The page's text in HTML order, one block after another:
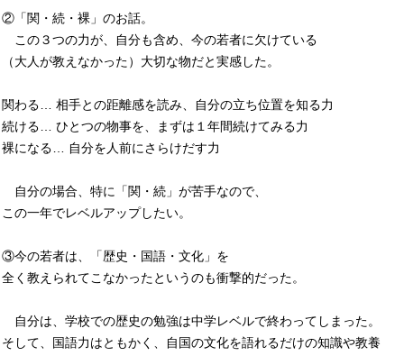
②「関・続・裸」のお話。
この３つの力が、自分も含め、今の若者に欠けている
（大人が教えなかった）大切な物だと実感した。
関わる… 相手との距離感を読み、自分の立ち位置を知る力
続ける… ひとつの物事を、まずは１年間続けてみる力
裸になる… 自分を人前にさらけだす力
自分の場合、特に「関・続」が苦手なので、
この一年でレベルアップしたい。
③今の若者は、「歴史・国語・文化」を
全く教えられてこなかったというのも衝撃的だった。
自分は、学校での歴史の勉強は中学レベルで終わってしまった。
そして、国語力はともかく、自国の文化を語れるだけの知識や教養